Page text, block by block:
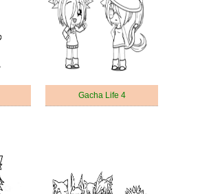
Gacha Life 4